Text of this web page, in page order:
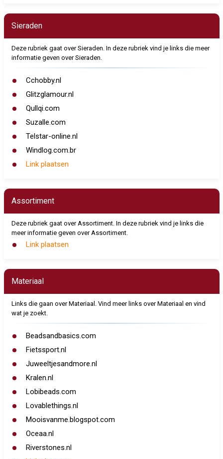
Sieraden
Deze rubriek gaat over Sieraden. In deze rubriek vind je links die meer
informatie geven over Sieraden.
Cchobby.nl
Glitzglamour.nl
Qullqi.com
Suzalle.com
Telstar-online.nl
Windlog.com.br
Link plaatsen
Assortiment
Deze rubriek gaat over Assortiment. In deze rubriek vind je links die
meer informatie geven over Assortiment.
Link plaatsen
Materiaal
Links die gaan over Materiaal. Vind meer links over Materiaal en vind
wat je zoekt.
Beadsandbasics.com
Fietssport.nl
Juweeltjesandmore.nl
Kralen.nl
Lobibeads.com
Lovablethings.nl
Mooisvanme.blogspot.com
Oceaa.nl
Riverstones.nl